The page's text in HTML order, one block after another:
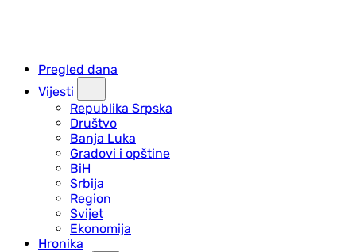
Pregled dana
Vijesti
Republika Srpska
Društvo
Banja Luka
Gradovi i opštine
BiH
Srbija
Region
Svijet
Ekonomija
Hronika